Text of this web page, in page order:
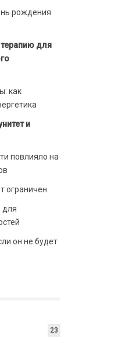
рождения
для
как
и
повлияло на
ограничен
для
он не будет
23